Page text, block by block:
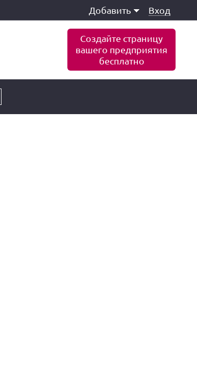
Добавить Вход
Создайте страницу
вашего предприятия
бесплатно